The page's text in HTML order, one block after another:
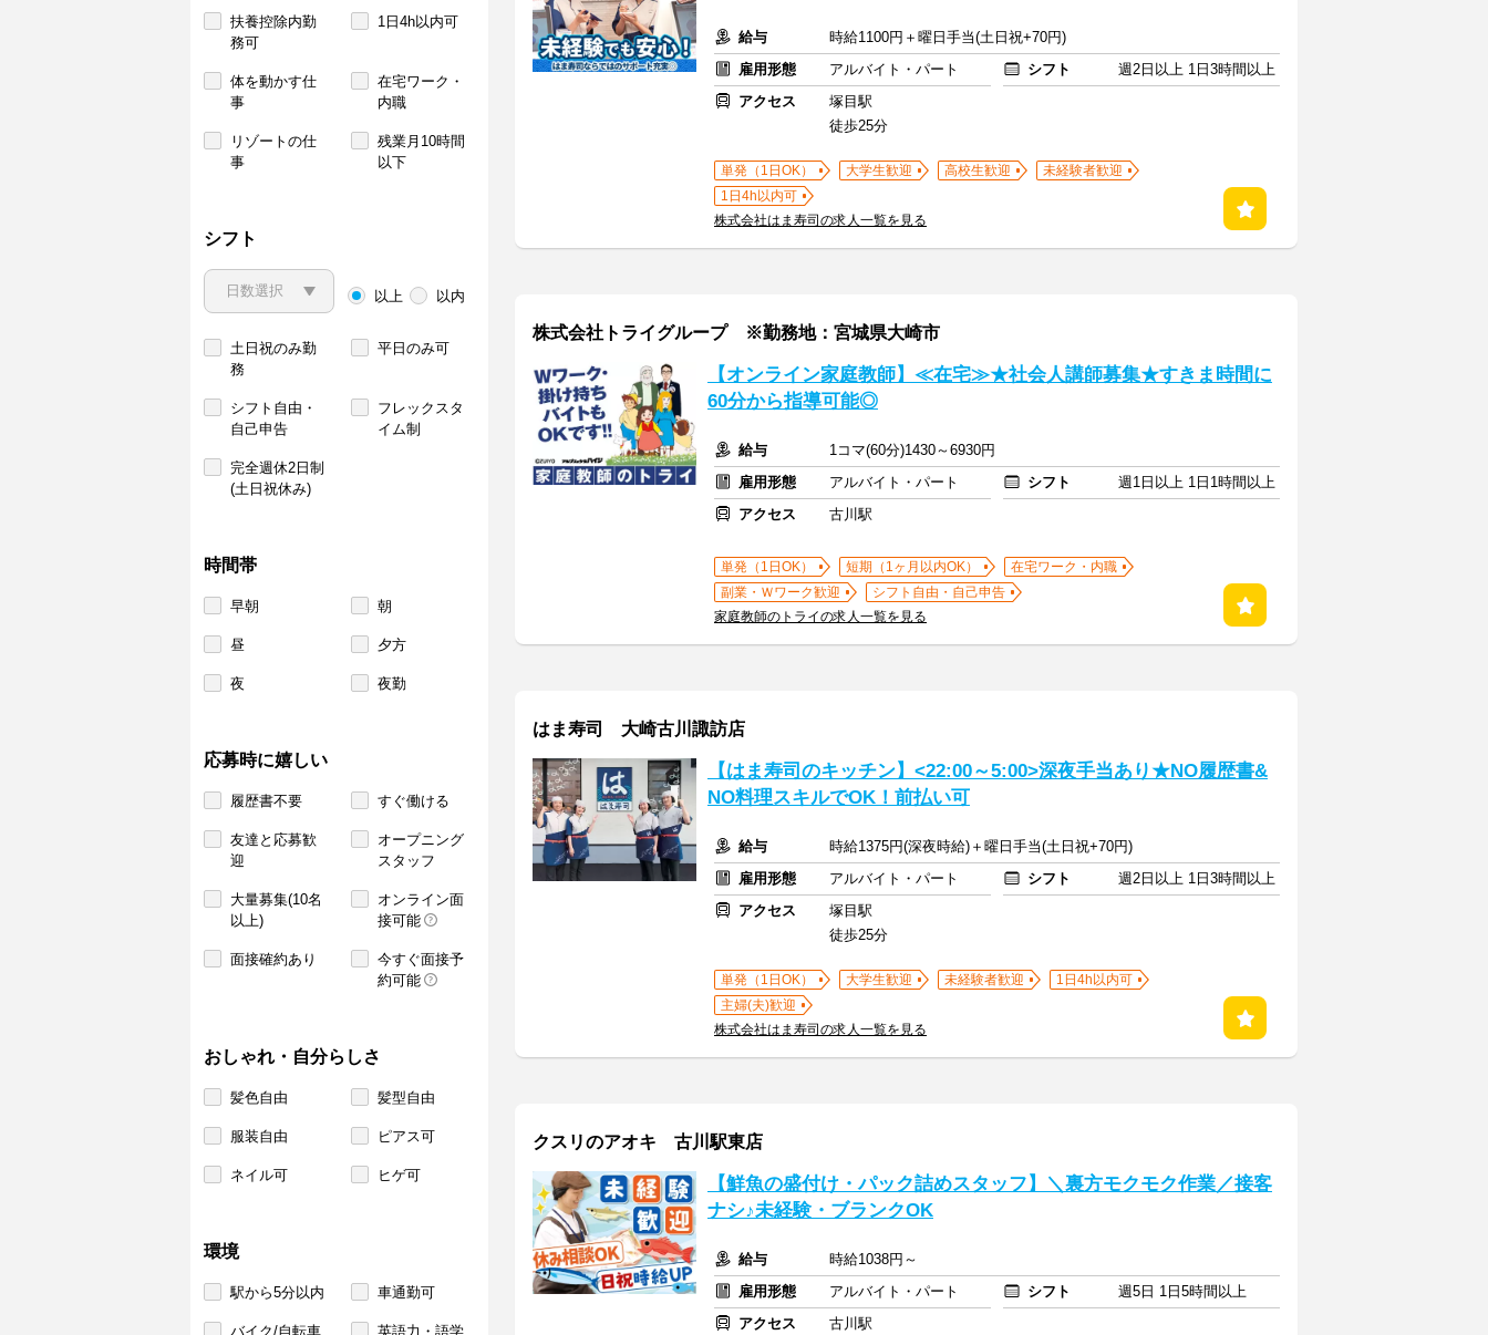
扶養控除内勤
務可
1日4h以内可
体を動かす仕
事
在宅ワーク・
内職
リゾートの仕
事
残業月10時間
以下
シフト
以上 以内
土日祝のみ勤
務
平日のみ可
シフト自由・
自己申告
フレックスタ
イム制
完全週休2日制
(土日祝休み)
時間帯
早朝 朝
昼 夕方
夜 夜勤
応募時に嬉しい
履歴書不要 すぐ働ける
友達と応募歓
迎
オープニング
スタッフ
大量募集(10名
以上)
オンライン面
接可能
面接確約あり
今すぐ面接予
約可能
おしゃれ・自分らしさ
髪色自由 髪型自由
服装自由 ピアス可
ネイル可 ヒゲ可
環境
駅から5分以内 車通勤可
バイク/自転車 英語力・語学
給与
時給1100円＋曜日手当(土日祝+70円)
雇用形態
アルバイト・パート シフト
週2日以上 1日3時間以上
アクセス
塚目駅
徒歩25分
単発（1日OK） 大学生歓迎 高校生歓迎
未経験者歓迎
1日4h以内可
株式会社はま寿司の求人一覧を見る
株式会社トライグループ ※勤務地：宮城県大崎市
【オンライン家庭教師】≪在宅≫★社会人講師募集★すきま時間に
60分から指導可能◎
給与
1コマ(60分)1430～6930円
雇用形態
アルバイト・パート シフト
週1日以上 1日1時間以上
アクセス
古川駅
単発（1日OK） 短期（1ヶ月以内OK）
在宅ワーク・内職
副業・Ｗワーク歓迎
シフト自由・自己申告
家庭教師のトライの求人一覧を見る
はま寿司 大崎古川諏訪店
【はま寿司のキッチン】<22:00～5:00>深夜手当あり★NO履歴書&
NO料理スキルでOK！前払い可
給与
時給1375円(深夜時給)＋曜日手当(土日祝+70円)
雇用形態
アルバイト・パート シフト
週2日以上 1日3時間以上
アクセス
塚目駅
徒歩25分
単発（1日OK） 大学生歓迎 未経験者歓迎
1日4h以内可
主婦(夫)歓迎
株式会社はま寿司の求人一覧を見る
クスリのアオキ 古川駅東店
【鮮魚の盛付け・パック詰めスタッフ】＼裏方モクモク作業／接客
ナシ♪未経験・ブランクOK
給与
時給1038円～
雇用形態
アルバイト・パート シフト
週5日 1日5時間以上
アクセス
古川駅